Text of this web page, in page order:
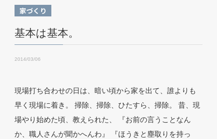
家づくり
基本は基本。
2014/03/06
現場打ち合わせの日は、暗い頃から家を出て、誰よりも
早く現場に着き。 掃除、掃除、ひたすら、掃除。 昔、現
場やり始めた頃、教えられた、 『お前の言うことなん
か、職人さんが聞かへんわ』 『ほうきと塵取りを持っ